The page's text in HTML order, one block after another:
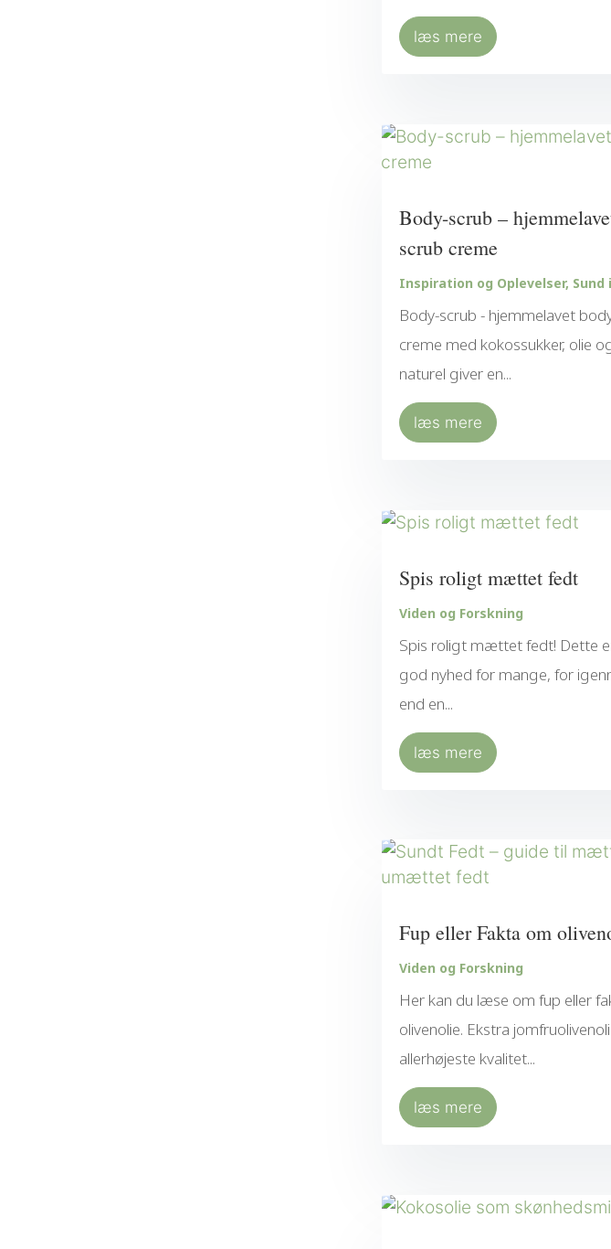
læs mere
Body-scrub –
scrub creme
Inspiration og Oplevelser,
Body-scrub - hjemmelavet
creme med kokossukker, olie
naturel giver en...
læs mere
Spis roligt mættet fedt
Viden og Forskning
Spis roligt mættet fedt! Dette
god nyhed for mange, for
end en...
læs mere
Fup eller Fakta om
Viden og Forskning
Her kan du læse om fup eller
olivenolie. Ekstra
allerhøjeste kvalitet...
læs mere